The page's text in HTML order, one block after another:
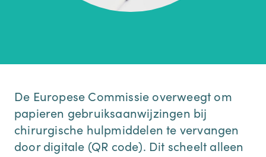
De Europese Commissie overweegt om
papieren gebruiksaanwijzingen bij
chirurgische hulpmiddelen te vervangen
door digitale (QR code). Dit scheelt alleen